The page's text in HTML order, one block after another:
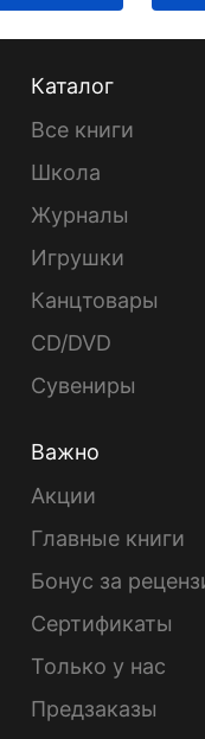
Каталог
Все книги
Школа
Журналы
Игрушки
Канцтовары
CD/DVD
Сувениры
Важно
Акции
Главные книги
Бонус за
Сертификаты
Только у нас
Предзаказы